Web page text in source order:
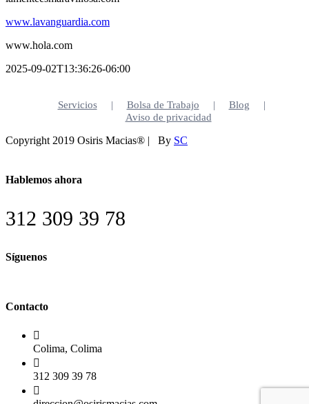
www.lavanguardia.com
www.hola.com
2025-09-02T13:36:26-06:00
Servicios Bolsa de Trabajo
Blog
Aviso de privacidad
Copyright 2019 Osiris Macias® | By SC
Bar
Hablemos ahora
312 309 39 78
Síguenos
Contacto
Colima, Colima
312 309 39 78